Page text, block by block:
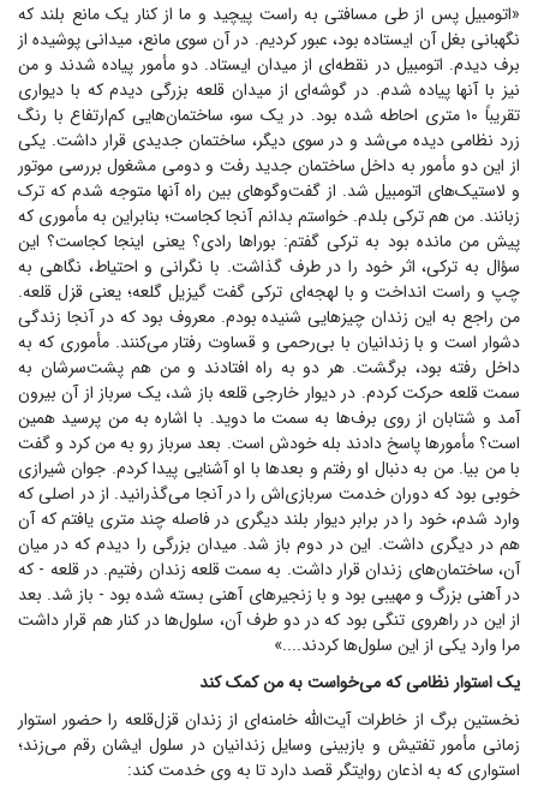
«اتومبیل پس از طی مسافتی به راست پیچید و ما از کنار یک مانع بلند که
نگهبانی بغل آن ایستاده بود، عبور کردیم. در آن سوی مانع، میدانی پوشیده از
برف دیدم. اتومبیل در نقطه‌ای از میدان ایستاد. دو مأمور پیاده شدند و من
نیز با آنها پیاده شدم. در گوشه‌ای از میدان قلعه بزرگی دیدم که با دیواری
تقریباً ۱۰ متری احاطه شده بود. در یک سو، ساختمان‌هایی کم‌ارتفاع با رنگ
زرد نظامی دیده می‌شد و در سوی دیگر، ساختمان جدیدی قرار داشت. یکی
از این دو مأمور به داخل ساختمان جدید رفت و دومی مشغول بررسی موتور
و لاستیک‌های اتومبیل شد. از گفت‌و‌گو‌های بین راه آنها متوجه شدم که ترک
زبانند. من هم ترکی بلدم. خواستم بدانم آنجا کجاست؛ بنابراین به مأموری که
پیش من مانده بود به ترکی گفتم: بورا‌ها رادی؟ یعنی اینجا کجاست؟ این
سؤال به ترکی، اثر خود را در طرف گذاشت. با نگرانی و احتیاط، نگاهی به
چپ و راست انداخت و با لهجه‌ای ترکی گفت گیزیل گلعه؛ یعنی قزل قلعه.
من راجع به این زندان چیز‌هایی شنیده بودم. معروف بود که در آنجا زندگی
دشوار است و با زندانیان با بی‌رحمی و قساوت رفتار می‌کنند. مأموری که به
داخل رفته بود، برگشت. هر دو به راه افتادند و من هم پشت‌سرشان به
سمت قلعه حرکت کردم. در دیوار خارجی قلعه باز شد، یک سرباز از آن بیرون
آمد و شتابان از روی برف‌ها به سمت ما دوید. با اشاره به من پرسید همین
است؟ مأمور‌ها پاسخ دادند بله خودش است. بعد سرباز رو به من کرد و گفت
با من بیا. من به دنبال او رفتم و بعد‌ها با او آشنایی پیدا کردم. جوان شیرازی
خوبی بود که دوران خدمت سربازی‌اش را در آنجا می‌گذرانید. از در اصلی که
وارد شدم، خود را در برابر دیوار بلند دیگری در فاصله چند متری یافتم که آن
هم در دیگری داشت. این در دوم باز شد. میدان بزرگی را دیدم که در میان
آن، ساختمان‌های زندان قرار داشت. به سمت قلعه زندان رفتیم. در قلعه - که
در آهنی بزرگ و مهیبی بود و با زنجیر‌های آهنی بسته شده بود - باز شد. بعد
از این در راهروی تنگی بود که در دو طرف آن، سلول‌ها در کنار هم قرار داشت
مرا وارد یکی از این سلول‌ها کردند....»
یک استوار نظامی که می‌خواست به من کمک کند
نخستین برگ از خاطرات آیت‌الله خامنه‌ای از زندان قزل‌قلعه را حضور استوار
زمانی مأمور تفتیش و بازبینی وسایل زندانیان در سلول ایشان رقم می‌زند؛
استواری که به اذعان روایتگر قصد دارد تا به وی خدمت کند: